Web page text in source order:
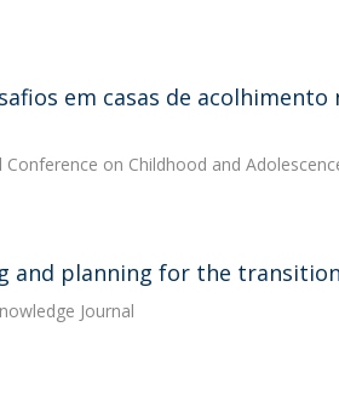
em casas de
on Childhood and
and planning for the
Journal